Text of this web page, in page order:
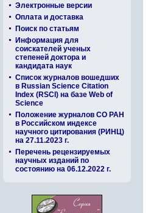
Электронные версии
Оплата и доставка
Поиск по статьям
Информация для
соискателей ученых
степеней доктора и
кандидата наук
Список журналов вошедших
в Russian Science Citation
Index (RSCI) на базе Web of
Science
Положение журналов СО РАН
в Российском индексе
научного цитирования (РИНЦ)
на 27.11.2023 г.
Перечень рецензируемых
научных изданий по
состоянию на 06.12.2022 г.